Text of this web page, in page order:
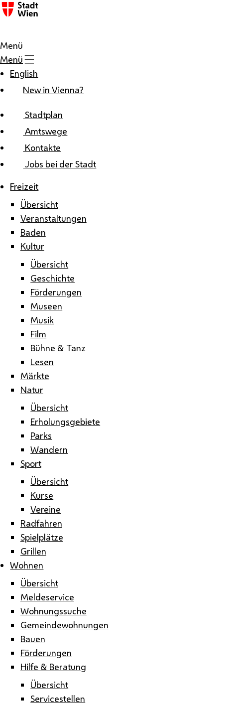
Zum Inhalt
Menü
Menü
English
New in Vienna?
Stadtplan
Amtswege
Kontakte
Jobs bei der Stadt
Freizeit
Übersicht
Veranstaltungen
Baden
Kultur
Übersicht
Geschichte
Förderungen
Museen
Musik
Film
Bühne & Tanz
Lesen
Märkte
Natur
Übersicht
Erholungsgebiete
Parks
Wandern
Sport
Übersicht
Kurse
Vereine
Radfahren
Spielplätze
Grillen
Wohnen
Übersicht
Meldeservice
Wohnungssuche
Gemeindewohnungen
Bauen
Förderungen
Hilfe & Beratung
Übersicht
Servicestellen